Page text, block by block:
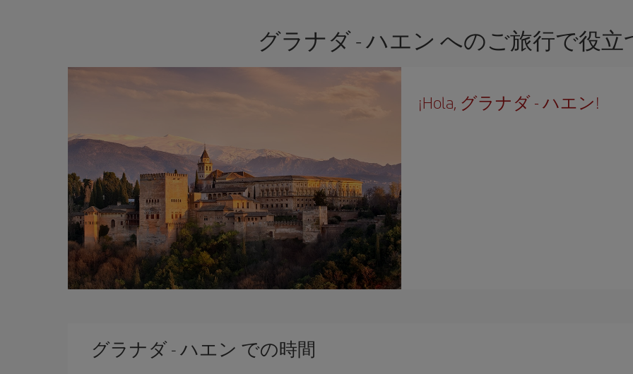
グラナダ - ハエン へのご旅行で役立
¡Hola, グラナダ - ハエン!
グラナダ - ハエン での時間